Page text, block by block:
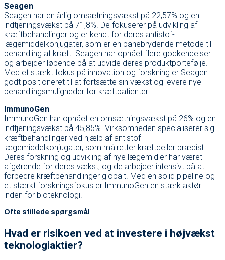
Seagen
Seagen har en årlig omsætningsvækst på 22,57% og en
indtjeningsvækst på 71,8%. De fokuserer på udvikling af
kræftbehandlinger og er kendt for deres antistof-
lægemiddelkonjugater, som er en banebrydende metode til
behandling af kræft. Seagen har opnået flere godkendelser
og arbejder løbende på at udvide deres produktportefølje.
Med et stærkt fokus på innovation og forskning er Seagen
godt positioneret til at fortsætte sin vækst og levere nye
behandlingsmuligheder for kræftpatienter.
ImmunoGen
ImmunoGen har opnået en omsætningsvækst på 26% og en
indtjeningsvækst på 45,85%. Virksomheden specialiserer sig i
kræftbehandlinger ved hjælp af antistof-
lægemiddelkonjugater, som målretter kræftceller præcist.
Deres forskning og udvikling af nye lægemidler har været
afgørende for deres vækst, og de arbejder intensivt på at
forbedre kræftbehandlinger globalt. Med en solid pipeline og
et stærkt forskningsfokus er ImmunoGen en stærk aktør
inden for bioteknologi.
Ofte stillede spørgsmål
Hvad er risikoen ved at investere i højvækst
teknologiaktier?